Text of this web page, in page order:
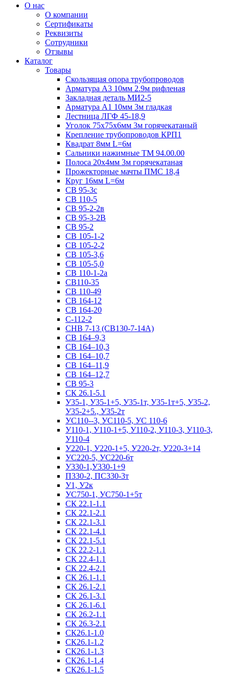
О нас
О компании
Сертификаты
Реквизиты
Сотрудники
Отзывы
Каталог
Товары
Скользящая опора трубопроводов
Арматура А3 10мм 2.9м рифленая
Закладная деталь МИ2-5
Арматура А1 10мм 3м гладкая
Лестница ЛГФ 45-18,9
Уголок 75х75х6мм 3м горячекатаный
Крепление трубопроводов КРП1
Квадрат 8мм L=6м
Сальники нажимные ТМ 94.00.00
Полоса 20х4мм 3м горячекатаная
Прожекторные мачты ПМС 18,4
Круг 16мм L=6м
СВ 95-3с
СВ 110-5
СВ 95-2-2в
СВ 95-3-2В
СВ 95-2
СВ 105-1-2
СВ 105-2-2
СВ 105-3,6
СВ 105-5,0
СВ 110-1-2а
СВ110-35
СВ 110-49
СВ 164-12
СВ 164-20
С-112-2
СНВ 7-13 (СВ130-7-14А)
СВ 164–9,3
СВ 164–10,3
СВ 164–10,7
СВ 164–11,9
СВ 164–12,7
СВ 95-3
СК 26.1-5.1
У35-1, У35-1+5, У35-1т, У35-1т+5, У35-2,
У35-2+5., У35-2т
УС110--3, УС110-5, УС 110-6
У110-1, У110-1+5, У110-2, У110-3, У110-3,
У110-4
У220-1, У220-1+5, У220-2т, У220-3+14
УС220-5, УС220-6т
У330-1,У330-1+9
П330-2, ПС330-3т
У1, У2к
УС750-1, УС750-1+5т
СК 22.1-1.1
СК 22.1-2.1
СК 22.1-3.1
СК 22.1-4.1
СК 22.1-5.1
СК 22.2-1.1
СК 22.4-1.1
СК 22.4-2.1
СК 26.1-1.1
СК 26.1-2.1
СК 26.1-3.1
СК 26.1-6.1
СК 26.2-1.1
СК 26.3-2.1
СК26.1-1.0
СК26.1-1.2
СК26.1-1.3
СК26.1-1.4
СК26.1-1.5